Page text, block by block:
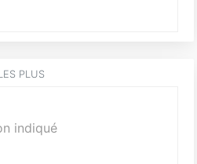
PLUS
indiqué